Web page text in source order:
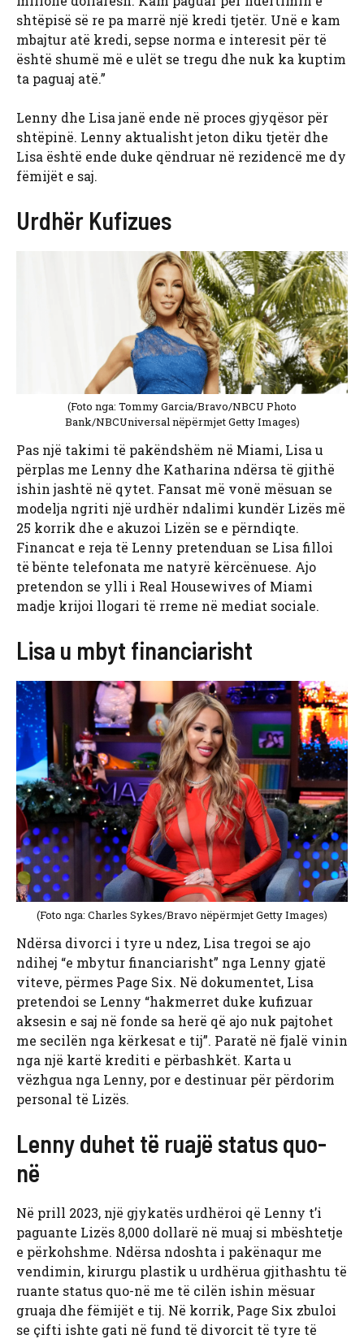
shtëpisë së re pa marrë një kredi tjetër. Unë e kam
mbajtur atë kredi, sepse norma e interesit për të
është shumë më e ulët se tregu dhe nuk ka kuptim
ta paguaj atë.”
Lenny dhe Lisa janë ende në proces gjyqësor për
shtëpinë. Lenny aktualisht jeton diku tjetër dhe
Lisa është ende duke qëndruar në rezidencë me dy
fëmijët e saj.
Urdhër Kufizues
(Foto nga: Tommy Garcia/Bravo/NBCU Photo
Bank/NBCUniversal nëpërmjet Getty Images)
Pas një takimi të pakëndshëm në Miami, Lisa u
përplas me Lenny dhe Katharina ndërsa të gjithë
ishin jashtë në qytet. Fansat më vonë mësuan se
modelja ngriti një urdhër ndalimi kundër Lizës më
25 korrik dhe e akuzoi Lizën se e përndiqte.
Financat e reja të Lenny pretenduan se Lisa filloi
të bënte telefonata me natyrë kërcënuese. Ajo
pretendon se ylli i Real Housewives of Miami
madje krijoi llogari të rreme në mediat sociale.
Lisa u mbyt financiarisht
(Foto nga: Charles Sykes/Bravo nëpërmjet Getty Images)
Ndërsa divorci i tyre u ndez, Lisa tregoi se ajo
ndihej “e mbytur financiarisht” nga Lenny gjatë
viteve, përmes Page Six. Në dokumentet, Lisa
pretendoi se Lenny “hakmerret duke kufizuar
aksesin e saj në fonde sa herë që ajo nuk pajtohet
me secilën nga kërkesat e tij”. Paratë në fjalë vinin
nga një kartë krediti e përbashkët. Karta u
vëzhgua nga Lenny, por e destinuar për përdorim
personal të Lizës.
Lenny duhet të ruajë status quo-
në
Në prill 2023, një gjykatës urdhëroi që Lenny t’i
paguante Lizës 8,000 dollarë në muaj si mbështetje
e përkohshme. Ndërsa ndoshta i pakënaqur me
vendimin, kirurgu plastik u urdhërua gjithashtu të
ruante status quo-në me të cilën ishin mësuar
gruaja dhe fëmijët e tij. Në korrik, Page Six zbuloi
se çifti ishte gati në fund të divorcit të tyre të